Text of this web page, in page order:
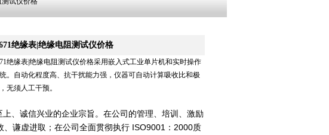
绝缘表|绝缘电阻测试仪价格
绝缘表|绝缘电阻测试仪价格采用嵌入式工业单片机和实时操作
。自动化程度高、抗干扰能力强，仪器可自动计算吸收比和极
无须人工干预。
、诚信兴业的企业宗旨。在公司的管理、培训、激励
谦虚进取；在公司全面贯彻执行 ISO9001：2000质